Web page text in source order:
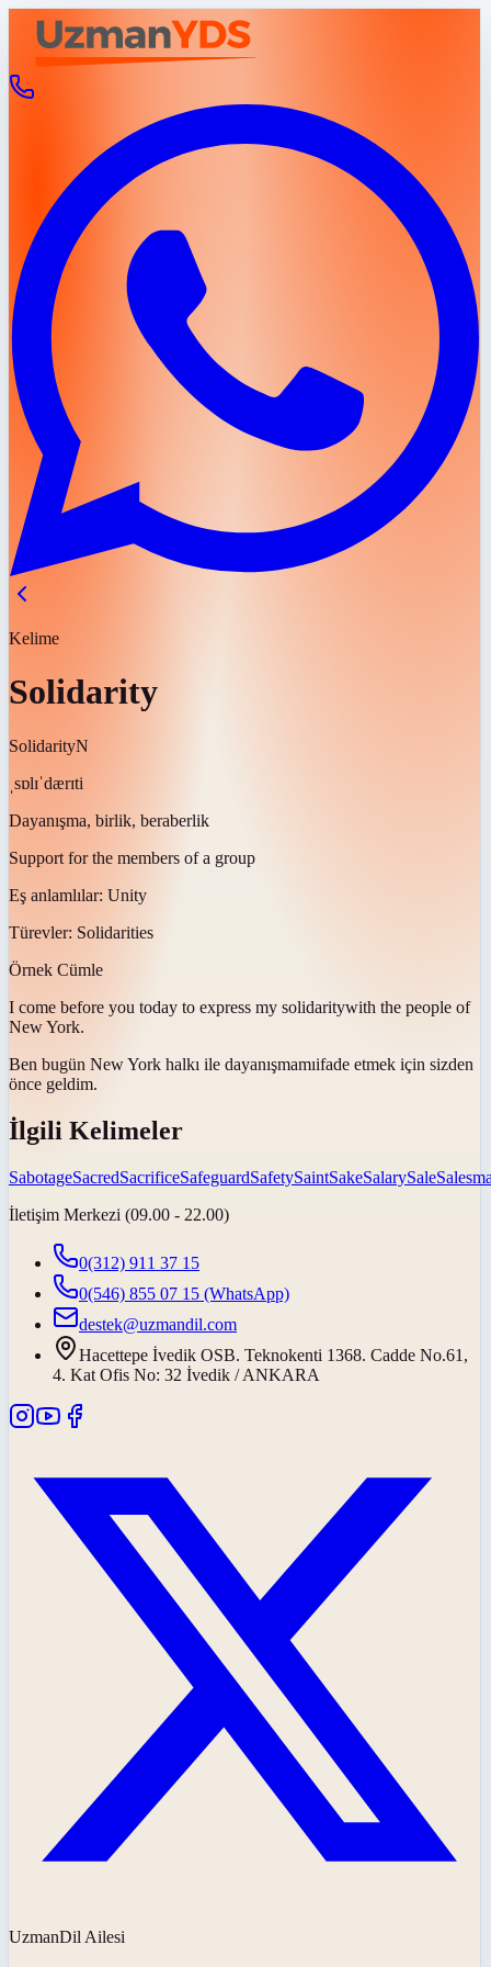
Kelime
Solidarity
SolidarityN
ˌsɒlɪˈdærɪti
Dayanışma, birlik, beraberlik
Support for the members of a group
Eş anlamlılar: Unity
Türevler: Solidarities
Örnek Cümle
I come before you today to express my solidaritywith the people of
New York.
Ben bugün New York halkı ile dayanışmamıifade etmek için sizden
önce geldim.
İlgili Kelimeler
SabotageSacredSacrificeSafeguardSafetySaintSakeSalarySale
İletişim Merkezi (09.00 - 22.00)
0(312) 911 37 15
0(546) 855 07 15 (WhatsApp)
destek@uzmandil.com
Hacettepe İvedik OSB. Teknokenti 1368. Cadde No.61,
4. Kat Ofis No: 32 İvedik / ANKARA
UzmanDil Ailesi